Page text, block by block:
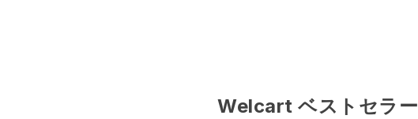
Welcart ベストセラー